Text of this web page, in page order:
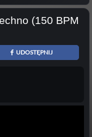
(150 BPM
UDOSTĘPNIJ